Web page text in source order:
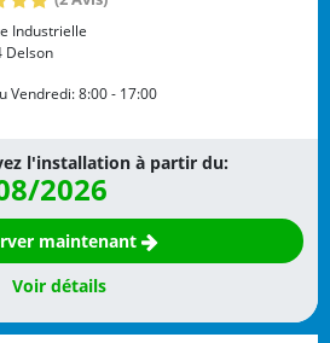
Industrielle
Delson
Vendredi:8:00 - 17:00
l'installation à partir du:
2026
maintenant
Voir détails